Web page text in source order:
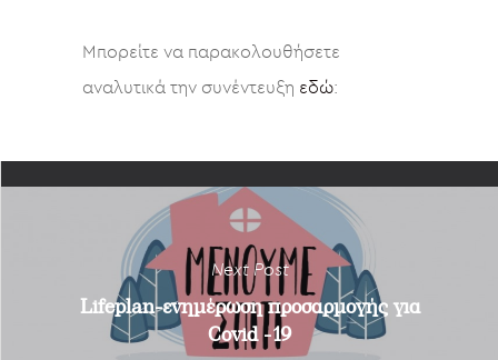
Μπορείτε να παρακολουθήσετε
αναλυτικά την συνέντευξη εδώ:
Next Post
Lifeplan-ενημέρωση προσαρμoγής για
Covid -19